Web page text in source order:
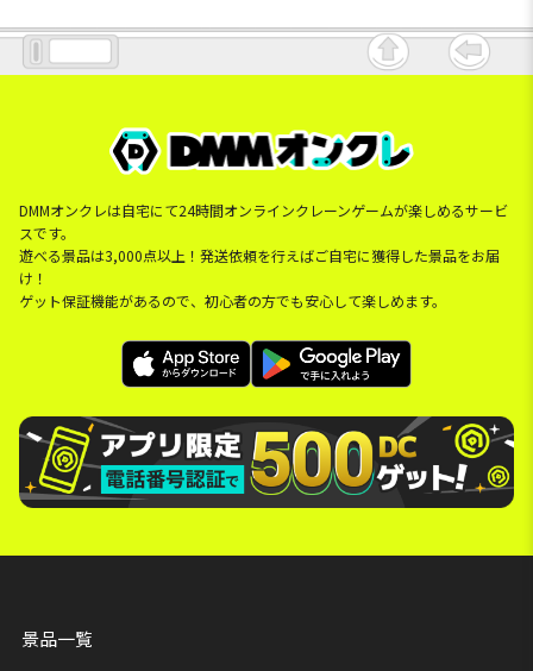
DMMオンクレは自宅にて24時間オンラインクレーンゲームが楽しめるサービ
スです。
遊べる景品は3,000点以上！発送依頼を行えばご自宅に獲得した景品をお届
け！
ゲット保証機能があるので、初心者の方でも安心して楽しめます。
景品一覧